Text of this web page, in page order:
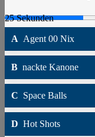
A Agent 00 Nix
B nackte Kanone
C Space Balls
D Hot Shots